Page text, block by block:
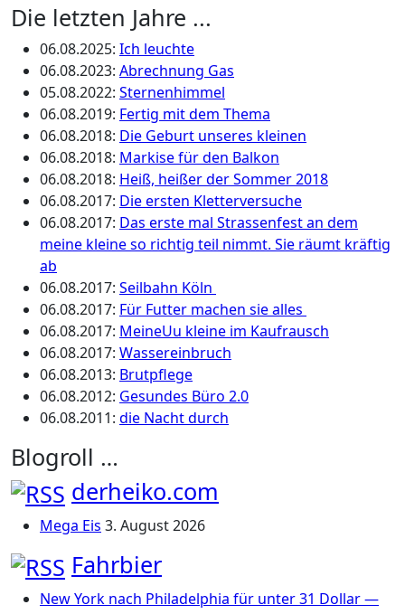
Die letzten Jahre ...
06.08.2025: Ich leuchte
06.08.2023: Abrechnung Gas
05.08.2022: Sternenhimmel
06.08.2019: Fertig mit dem Thema
06.08.2018: Die Geburt unseres kleinen
06.08.2018: Markise für den Balkon
06.08.2018: Heiß, heißer der Sommer 2018
06.08.2017: Die ersten Kletterversuche
06.08.2017: Das erste mal Strassenfest an dem
meine kleine so richtig teil nimmt. Sie räumt kräftig
ab
06.08.2017: Seilbahn Köln
06.08.2017: Für Futter machen sie alles
06.08.2017: MeineUu kleine im Kaufrausch
06.08.2017: Wassereinbruch
06.08.2013: Brutpflege
06.08.2012: Gesundes Büro 2.0
06.08.2011: die Nacht durch
Blogroll …
derheiko.com
Mega Eis 3. August 2026
Fahrbier
New York nach Philadelphia für unter 31 Dollar —